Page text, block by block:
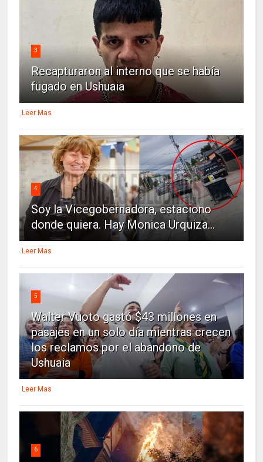
3
Recapturaron al interno que se había
fugado en Ushuaia
Leer Mas
4
Soy la Vicegobernadora, estaciono
donde quiera. Hay Monica Urquiza...
Leer Mas
5
Walter Vuoto gastó $43 millones en
pasajes en un solo día mientras crecen
los reclamos por el abandono de
Ushuaia
Leer Mas
6